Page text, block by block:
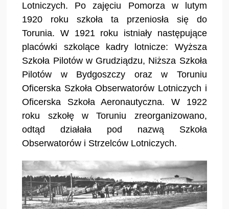
Lotniczych. Po zajęciu Pomorza w lutym
1920 roku szkoła ta przeniosła się do
Torunia. W 1921 roku istniały następujące
placówki szkolące kadry lotnicze: Wyższa
Szkoła Pilotów w Grudziądzu, Niższa Szkoła
Pilotów w Bydgoszczy oraz w Toruniu
Oficerska Szkoła Obserwatorów Lotniczych i
Oficerska Szkoła Aeronautyczna. W 1922
roku szkołę w Toruniu zreorganizowano,
odtąd działała pod nazwą Szkoła
Obserwatorów i Strzelców Lotniczych.